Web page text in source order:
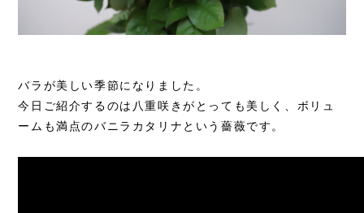
バラが美しい季節になりました。
今日ご紹介するのは八重咲きがとっても美しく、ボリュ
ームも満点のバニラカタリナという薔薇です。